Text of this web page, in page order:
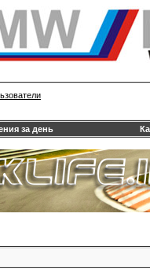
за день